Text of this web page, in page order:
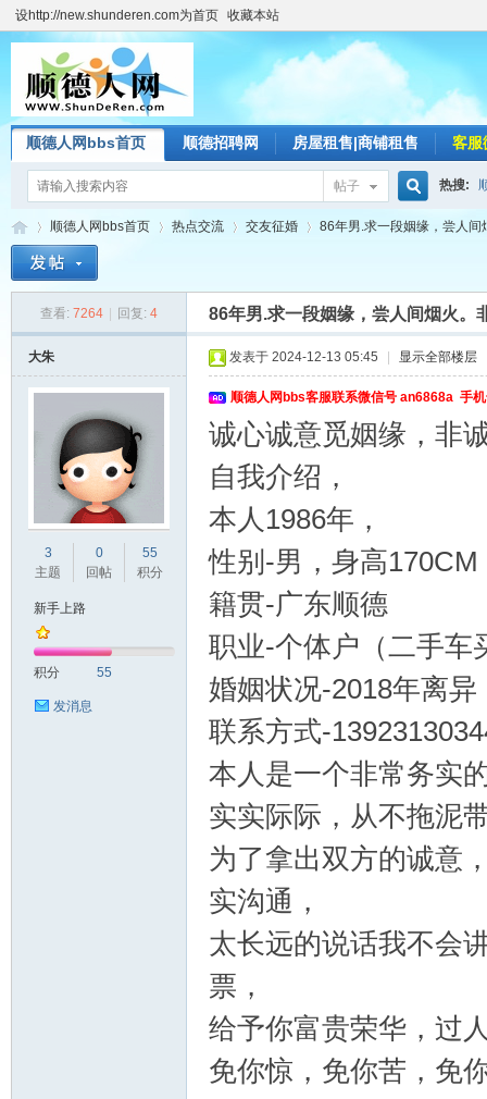
设http://new.shunderen.com为首页 收藏本站
顺德人网bbs首页 顺德招聘网 房屋租售|商铺租售 客服
帖子
搜
索
热搜:
顺德人网bbs首页
›
热点交流
›
交友征婚 86年男.求一段姻缘，尝人间
查看: 7264 回复: 4 86年男.求一段姻缘，尝人间烟火。
大朱
3
主题
0
回帖
55
积分
新手上路
积分 55
发消息
发表于 2024-12-13 05:45 显示全部楼层
顺德人网bbs客服联系微信号 an6868a 手
诚心诚意觅姻缘，非
自我介绍，
本人1986年，
性别-男，身高
籍贯-广东顺德
职业-个体户（二手车
婚姻状况-2018年离
联系方式-
本人是一个非常务实
实实际际，从不拖泥
为了拿出双方的诚意
实沟通，
太长远的说话我不会
票，
给予你富贵荣华，过
免你惊，免你苦，免